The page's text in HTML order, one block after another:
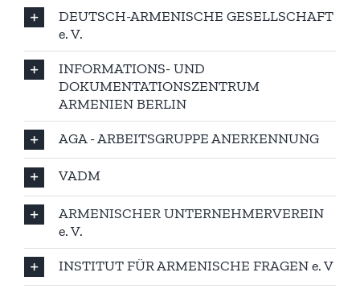
DEUTSCH-ARMENISCHE GESELLSCHAFT
e. V.
INFORMATIONS- UND
DOKUMENTATIONSZENTRUM
ARMENIEN BERLIN
AGA - ARBEITSGRUPPE ANERKENNUNG
VADM
ARMENISCHER UNTERNEHMERVEREIN
e. V.
INSTITUT FÜR ARMENISCHE FRAGEN e. V